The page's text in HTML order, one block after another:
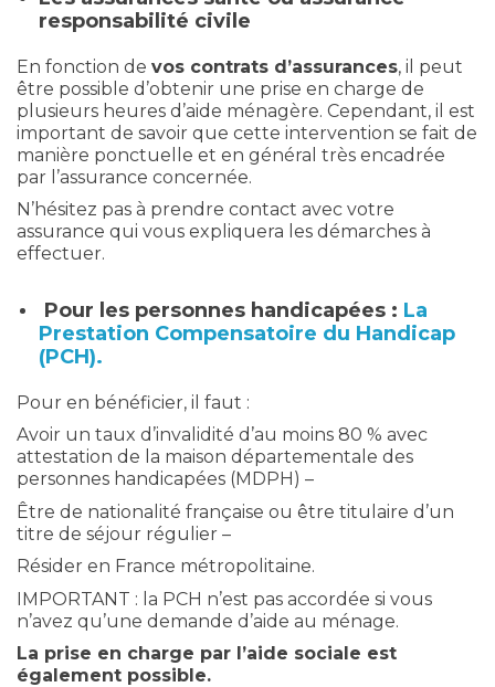
responsabilité civile
En fonction de vos contrats d’assurances, il peut
être possible d’obtenir une prise en charge de
plusieurs heures d’aide ménagère. Cependant, il est
important de savoir que cette intervention se fait de
manière ponctuelle et en général très encadrée
par l’assurance concernée.
N’hésitez pas à prendre contact avec votre
assurance qui vous expliquera les démarches à
effectuer.
Pour les personnes handicapées : La
Prestation Compensatoire du Handicap
(PCH).
Pour en bénéficier, il faut :
Avoir un taux d’invalidité d’au moins 80 % avec
attestation de la maison départementale des
personnes handicapées (MDPH) –
Être de nationalité française ou être titulaire d’un
titre de séjour régulier –
Résider en France métropolitaine.
IMPORTANT : la PCH n’est pas accordée si vous
n’avez qu’une demande d’aide au ménage.
La prise en charge par l’aide sociale est
également possible.